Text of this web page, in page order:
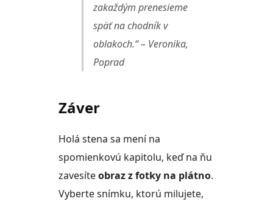
zakaždým prenesieme
späť na chodník v
oblakoch.“ – Veronika,
Poprad
Záver
Holá stena sa mení na
spomienkovú kapitolu, keď na ňu
zavesíteobraz z fotky na plátno.
Vyberte snímku, ktorú milujete,